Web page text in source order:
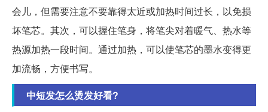
会儿，但需要注意不要靠得太近或加热时间过长，以免损
坏笔芯。其次，可以握住笔身，将笔尖对着暖气、热水等
热源加热一段时间。通过加热，可以使笔芯的墨水变得更
加流畅，方便书写。
中短发怎么烫发好看?